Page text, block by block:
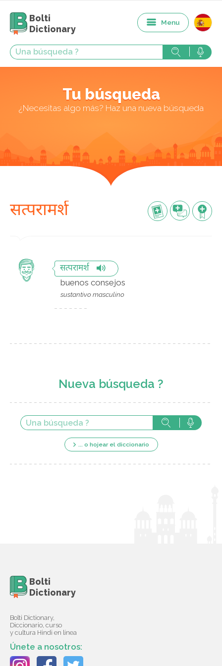
Bolti
Dictionary
Menu
Tu búsqueda
¿Necesitas algo más? Haz una nueva búsqueda
सत्परामर्श
सत्परामर्श
buenos consejos
sustantivo masculino
Nueva búsqueda ?
... o hojear el diccionario
Bolti
Dictionary
Bolti Dictionary,
Diccionario, curso
y cultura Hindi en línea
Únete a nosotros: